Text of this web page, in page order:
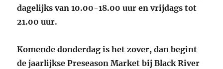
dagelijks van 10.00-18.00 uur en vrijdags tot
21.00 uur.
Komende donderdag is het zover, dan begint
de jaarlijkse Preseason Market bij Black River